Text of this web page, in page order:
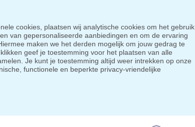
cookies, plaatsen wij analytische cookies om het gebruik
van gepersonaliseerde aanbiedingen en om de ervaring
maken we het derden mogelijk om jouw gedrag te
geef je toestemming voor het plaatsen van alle
Je kunt je toestemming altijd weer intrekken op onze
functionele en beperkte privacy-vriendelijke